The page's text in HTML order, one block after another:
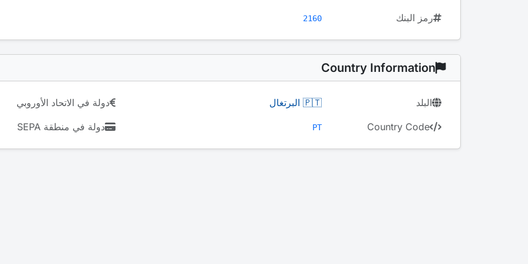
رمز البنك 2160
Country Information
البلد 🇵🇹 البرتغال
Country Code
PT
دولة في الاتحاد الأوروبي
دولة في منطقة SEPA